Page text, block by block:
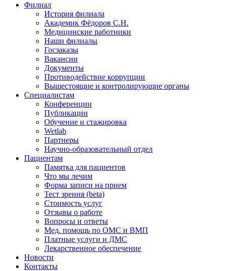
Филиал
История филиала
Академик Фёдоров С.Н.
Медицинские работники
Наши филиалы
Госзаказы
Вакансии
Документы
Противодействие коррупции
Вышестоящие и контролирующие органы
Специалистам
Конференции
Публикации
Обучение и стажировка
Wetlab
Партнеры
Научно-образовательный отдел
Пациентам
Памятка для пациентов
Что мы лечим
Форма записи на прием
Тест зрения (beta)
Стоимость услуг
Отзывы о работе
Вопросы и ответы
Мед. помощь по ОМС и ВМП
Платные услуги и ДМС
Лекарственное обеспечение
Новости
Контакты